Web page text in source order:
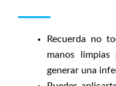
Recuerda no
manos
generar una